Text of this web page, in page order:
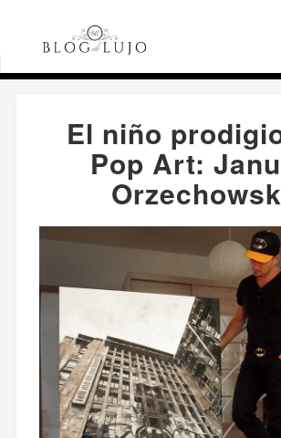
Página principal
prodigio del Pop Art: Janusz
El niño
Pop Art: